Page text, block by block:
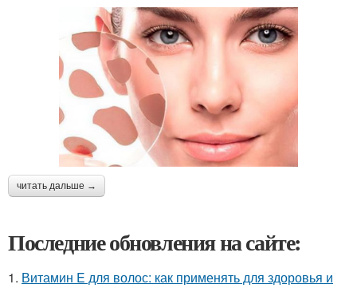
читать дальше →
Последние обновления на сайте:
1. Витамин E для волос: как применять для здоровья и